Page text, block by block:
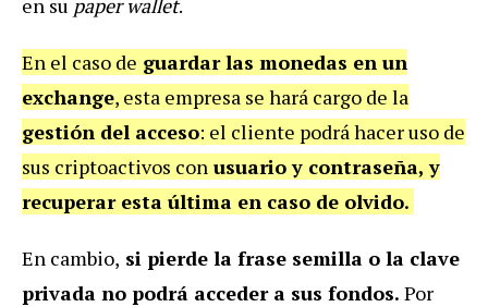
En el caso de guardar las monedas en un
exchange, esta empresa se hará cargo de la
gestión del acceso: el cliente podrá hacer uso de
sus criptoactivos con usuario y contraseña, y
recuperar esta última en caso de olvido.
En cambio, si pierde la frase semilla o la clave
privada no podrá acceder a sus fondos. Por